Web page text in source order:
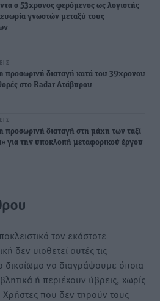
ο 53χρονος φερόμενος ως λογιστής
γνωστών μεταξύ τους
προσωρινή διαταγή κατά του 39χρονου
στο Radar Ατάβυρου
προσωρινή διαταγή στη μάχη των ταξί
για την υποκλοπή μεταφορικού έργου
τον εκάστοτε
δεν υιοθετεί αυτές τις
δικαίωμα να διαγράψουμε όποια
ή περιέχουν ύβρεις, χωρίς
που δεν τηρούν τους